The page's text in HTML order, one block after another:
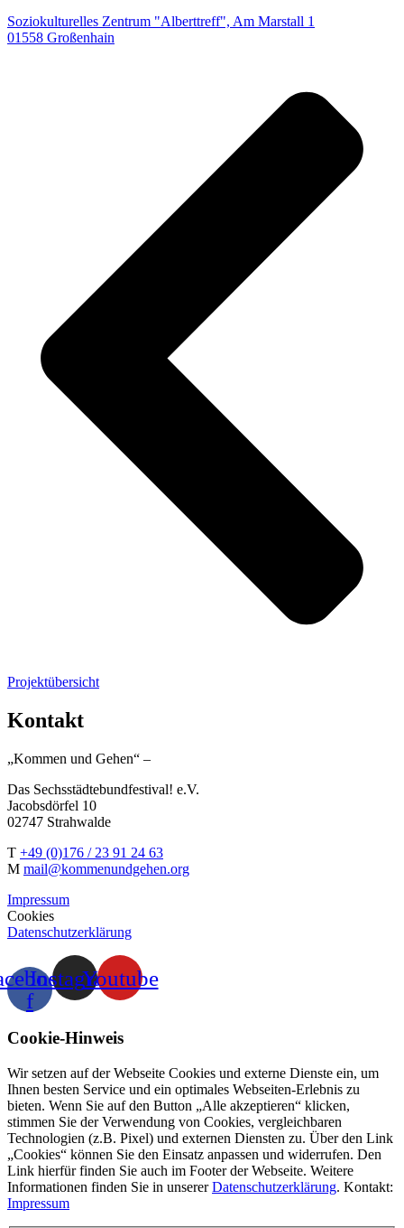
Soziokulturelles Zentrum "Alberttreff", Am Marstall 1
01558 Großenhain
Projektübersicht
Kontakt
„Kommen und Gehen“ –
Das Sechsstädtebundfestival! e.V.
Jacobsdörfel 10
02747 Strahwalde
T +49 (0)176 / 23 91 24 63
M mail@kommenundgehen.org
Impressum
Cookies
Datenschutzerklärung
f
InstagramYoutube
Cookie-Hinweis
Wir setzen auf der Webseite Cookies und externe Dienste ein, um
Ihnen besten Service und ein optimales Webseiten-Erlebnis zu
bieten. Wenn Sie auf den Button „Alle akzeptieren“ klicken,
stimmen Sie der Verwendung von Cookies, vergleichbaren
Technologien (z.B. Pixel) und externen Diensten zu. Über den Link
„Cookies“ können Sie den Einsatz anpassen und widerrufen. Den
Link hierfür finden Sie auch im Footer der Webseite. Weitere
Informationen finden Sie in unsererDatenschutzerklärung. Kontakt:
Impressum